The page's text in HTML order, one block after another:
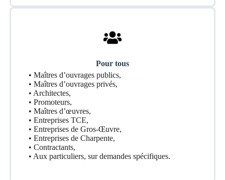
Pour tous
• Maîtres d’ouvrages publics,
• Maîtres d’ouvrages privés,
• Architectes,
• Promoteurs,
• Maîtres d’œuvres,
• Entreprises TCE,
• Entreprises de Gros-Œuvre,
• Entreprises de Charpente,
• Contractants,
• Aux particuliers, sur demandes spécifiques.